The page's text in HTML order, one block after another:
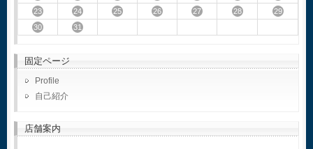
23
24 25 26 27 28
29
30
31
固定ページ
Profile
自己紹介
店舗案内